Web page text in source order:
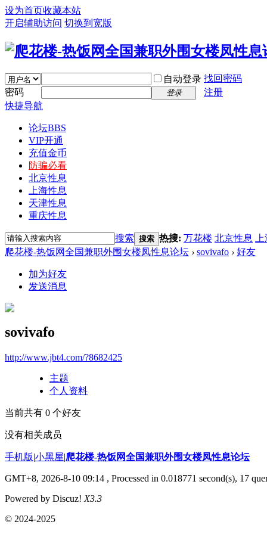
设为首页收藏本站
开启辅助访问 切换到宽版
自动登录 找回密码
密码
登录
注册
快捷导航
论坛BBS
VIP开通
充值金币
防骗必看
北京性息
上海性息
天津性息
重庆性息
搜索 搜索 热搜: 万花楼 北京性息
爬花楼-热饭网全国兼职外围女楼凤性息论坛 › sovivafo › 好友
加为好友
发送消息
sovivafo
http://www.jbt4.com/?8682425
主题
个人资料
当前共有 0 个好友
没有相关成员
手机版|小黑屋|爬花楼-热饭网全国兼职外围女楼凤性息论坛
GMT+8, 2026-8-10 09:14 , Processed in 0.018771 second(s), 17
Powered by Discuz! X3.3
© 2024-2025